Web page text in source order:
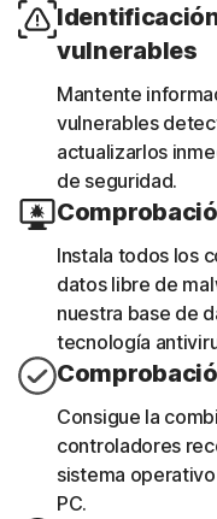
vulnerables
Mantente
vulnerables
actualizarlos
de seguridad.
Instala todos los
datos libre de
nuestra base de
tecnología
Consigue la
controladores
sistema
PC.